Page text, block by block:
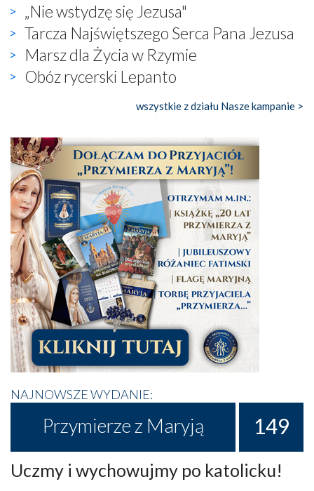
„Nie wstydzę się Jezusa"
Tarcza Najświętszego Serca Pana Jezusa
Marsz dla Życia w Rzymie
Obóz rycerski Lepanto
wszystkie z działu Nasze kampanie >
NAJNOWSZE WYDANIE:
Przymierze z Maryją 149
Uczmy i wychowujmy po katolicku!